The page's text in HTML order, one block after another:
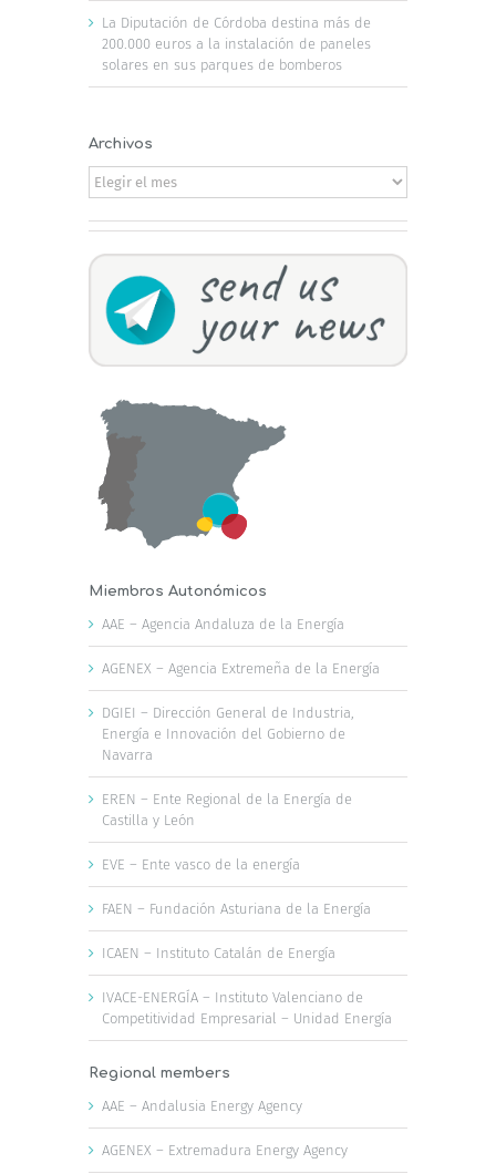
La Diputación de Córdoba destina más de
200.000 euros a la instalación de paneles
solares en sus parques de bomberos
Archivos
Archivos
Miembros Autonómicos
AAE – Agencia Andaluza de la Energía
AGENEX – Agencia Extremeña de la Energía
DGIEI – Dirección General de Industria,
Energía e Innovación del Gobierno de
Navarra
EREN – Ente Regional de la Energía de
Castilla y León
EVE – Ente vasco de la energía
FAEN – Fundación Asturiana de la Energía
ICAEN – Instituto Catalán de Energía
IVACE-ENERGÍA – Instituto Valenciano de
Competitividad Empresarial – Unidad Energía
Regional members
AAE – Andalusia Energy Agency
AGENEX – Extremadura Energy Agency